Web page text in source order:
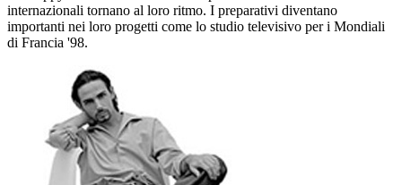
internazionali tornano al loro ritmo. I preparativi diventano
importanti nei loro progetti come lo studio televisivo per i Mondiali
di Francia '98.